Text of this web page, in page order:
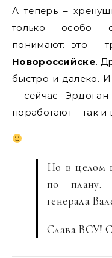
А теперь –
только особо
понимают: это –
Новороссийске.
быстро и далеко.
– сейчас
поработают – так и
Но в целом
по плану.
генерала
Слава ВСУ!